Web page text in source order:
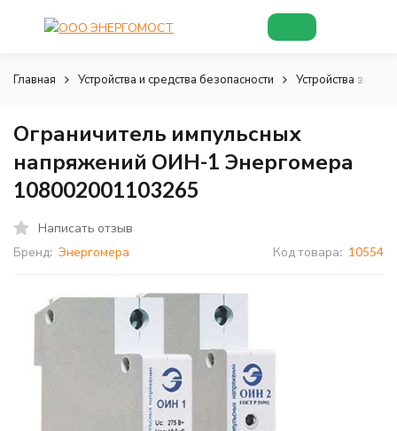
Главная Устройства и средства безопасности Устройства
Ограничитель импульсных
напряжений ОИН-1 Энергомера
108002001103265
Написать отзыв
Бренд: Энергомера Код товара: 10554